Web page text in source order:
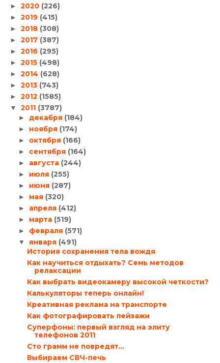
► 2020 (226)
► 2019 (415)
► 2018 (308)
► 2017 (387)
► 2016 (295)
► 2015 (498)
► 2014 (628)
► 2013 (743)
► 2012 (1585)
▼ 2011 (3787)
► декабря (184)
► ноября (174)
► октября (166)
► сентября (164)
► августа (244)
► июля (255)
► июня (287)
► мая (320)
► апреля (412)
► марта (519)
► февраля (571)
▼ января (491)
История сохранения тела вождя
Как научиться отдыхать? Семь методов
релаксации
Как выбрать видеокамеру высокой четкости?
Калькуляторы теперь онлайн!
Креативная реклама на транспорте
Как фотографировать пейзажи
Суперфоны: первый взгляд на элиту
телефонов 2011
Сто грамм не повредят…
Выбираем СВЧ-печь